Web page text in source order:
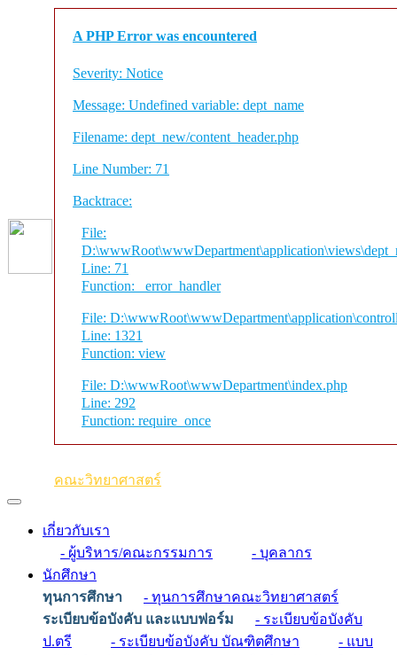
A PHP Error was encountered
Severity: Notice
Message: Undefined variable: dept_name
Filename: dept_new/content_header.php
Line Number: 71
Backtrace:
File:
Line: 71
Function: _error_handler
File:
Line: 1321
Function: view
File: D:\wwwRoot\wwwDepartment\index.php
Line: 292
Function: require_once
คณะวิทยาศาสตร์
เกี่ยวกับเรา
- ผู้บริหาร/คณะกรรมการ
- บุคลากร
นักศึกษา
ทุนการศึกษา
- ทุนการศึกษาคณะวิทยาศาสตร์
ระเบียบข้อบังคับ และแบบฟอร์ม
- ระเบียบข้อบังคับ
ป.ตรี
- ระเบียบข้อบังคับ บัณฑิตศึกษา
- แบบ